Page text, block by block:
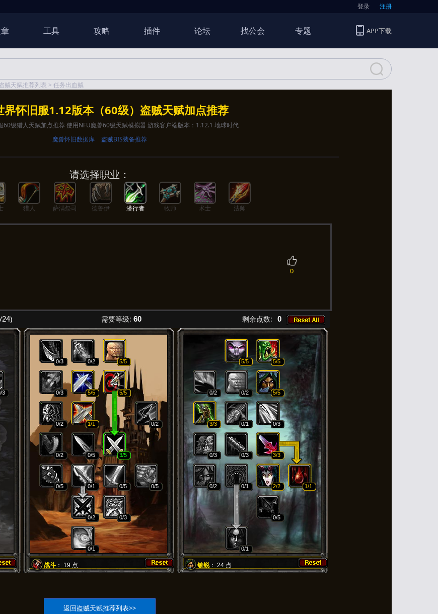
登录 注册
工具 攻略 插件 论坛 找公会 专题 APP下载
贼天赋推荐列表 > 任务出血贼
界怀旧服1.12版本（60级）盗贼天赋加点推荐
60级猎人天赋加点推荐 使用NFU魔兽60级天赋模拟器 游戏客户端版本：1.12.1 地球时代
魔兽怀旧数据库
盗贼BIS装备推荐
请选择职业：
猎人 萨满祭司 德鲁伊 潜行者 牧师 术士 法师
0
24) 剩余点数: 0
需要等级: 60
/3
0/3 0/2 5/5
0/3 5/5 5/5
0/2 1/1 0/2
0/2 0/5 3/5
0/5 0/1 0/5 0/5
0/2 0/3
0/1
战斗： 19 点
5/5 5/5
0/2 0/2 5/5
3/3 0/1 0/3
0/3 0/3 3/3
0/2 0/1 2/2 1/1
0/5
0/1
敏锐： 24 点
返回盗贼天赋推荐列表>>